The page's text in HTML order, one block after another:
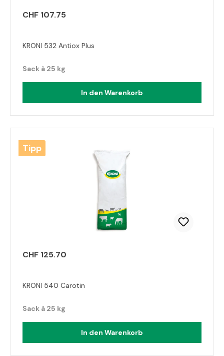
CHF 107.75
KRONI 532 Antiox Plus
Sack à 25 kg
In den Warenkorb
Tipp
CHF 125.70
KRONI 540 Carotin
Sack à 25 kg
In den Warenkorb